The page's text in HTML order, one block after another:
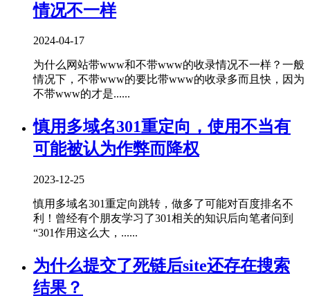
情况不一样
2024-04-17
为什么网站带www和不带www的收录情况不一样？一般
情况下，不带www的要比带www的收录多而且快，因为
不带www的才是......
慎用多域名301重定向，使用不当有
可能被认为作弊而降权
2023-12-25
慎用多域名301重定向跳转，做多了可能对百度排名不
利！曾经有个朋友学习了301相关的知识后向笔者问到
“301作用这么大，......
为什么提交了死链后site还存在搜索
结果？